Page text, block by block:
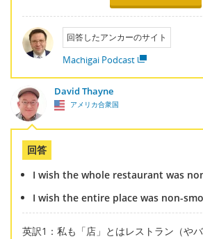
回答したアンカーのサイト
Machigai Podcast
David Thayne
アメリカ合衆国
回答
I wish the whole restaurant was
I wish the entire place was non-
英訳1：私も「店」とはレストラン（やバ